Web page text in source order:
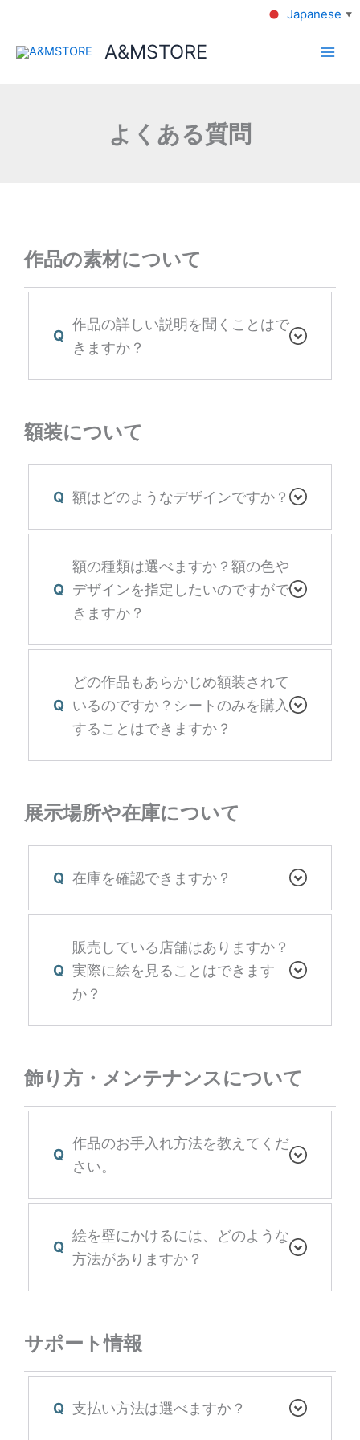
A&MSTORE
よくある質問
作品の素材について
Q
作品の詳しい説明を聞くことはで
きますか？
額装について
Q 額はどのようなデザインですか？
Q
額の種類は選べますか？額の色や
デザインを指定したいのですがで
きますか？
Q
どの作品もあらかじめ額装されて
いるのですか？シートのみを購入
することはできますか？
展示場所や在庫について
Q 在庫を確認できますか？
Q
販売している店舗はありますか？
実際に絵を見ることはできます
か？
飾り方・メンテナンスについて
Q
作品のお手入れ方法を教えてくだ
さい。
Q
絵を壁にかけるには、どのような
方法がありますか？
サポート情報
Q 支払い方法は選べますか？
Japanese ▼